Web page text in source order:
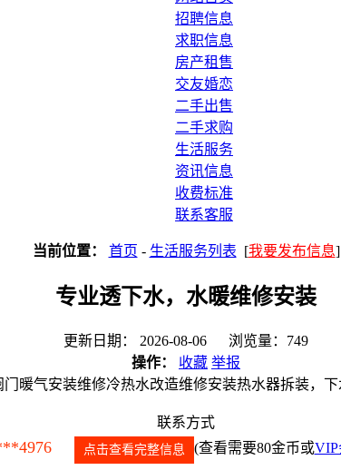
招聘信息
求职信息
房产租售
交友婚恋
二手出售
二手求购
生活服务
资讯信息
收费标准
联系客服
当前位置： 首页 - 生活服务列表 [我要发布信息]
专业透下水，水暖维修安装
更新日期： 2026-08-06 浏览量：749
操作：
收藏 举报
暖气安装维修冷热水改造维修安装热水器拆装，
联系方式
点击查看完整信息 (查看需要80金币或VIP